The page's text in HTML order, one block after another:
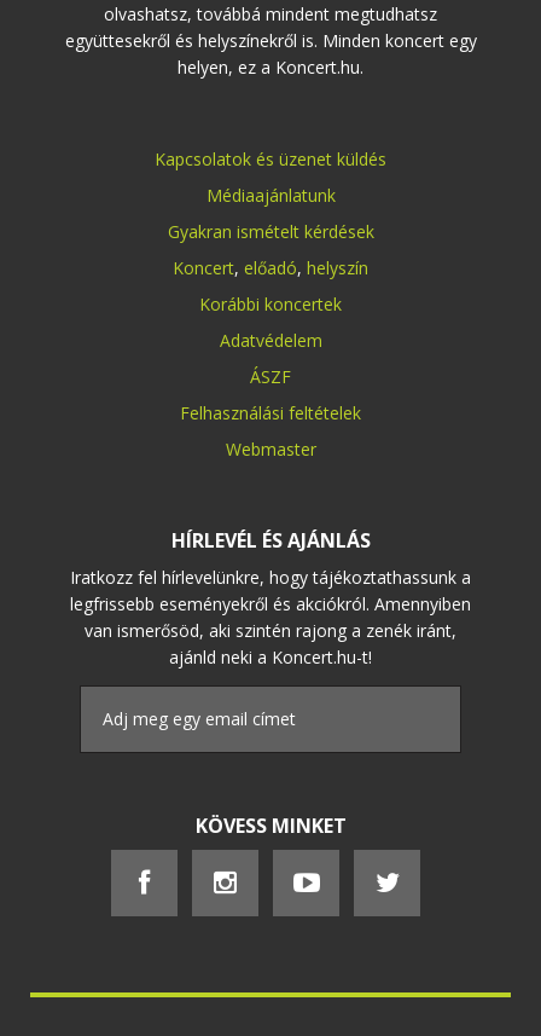
olvashatsz, továbbá mindent megtudhatsz
együttesekről és helyszínekről is. Minden koncert egy
helyen, ez a Koncert.hu.
Kapcsolatok és üzenet küldés
Médiaajánlatunk
Gyakran ismételt kérdések
Koncert, előadó, helyszín
Korábbi koncertek
Adatvédelem
ÁSZF
Felhasználási feltételek
Webmaster
HÍRLEVÉL ÉS AJÁNLÁS
Iratkozz fel hírlevelünkre, hogy tájékoztathassunk a
legfrissebb eseményekről és akciókról. Amennyiben
van ismerősöd, aki szintén rajong a zenék iránt,
ajánld neki a Koncert.hu-t!
KÖVESS MINKET